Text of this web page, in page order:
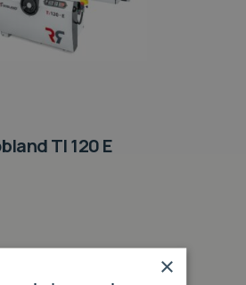
TI 120 E
×